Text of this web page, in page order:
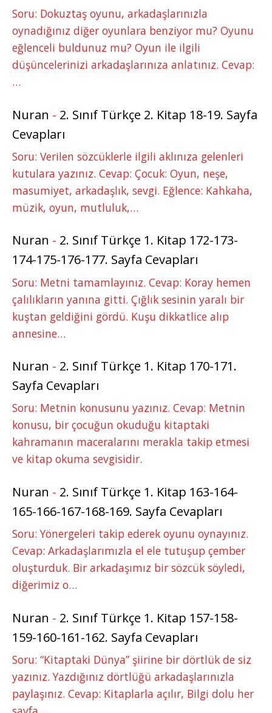
Soru: Dokuztaş oyunu, arkadaşlarınızla
oynadığınız diğer oyunlara benziyor mu? Oyunu
eğlenceli buldunuz mu? Oyun ile ilgili
düşüncelerinizi arkadaşlarınıza anlatınız. Cevap:
…
Nuran - 2. Sınıf Türkçe 2. Kitap 18-19. Sayfa
Cevapları
Soru: Verilen sözcüklerle ilgili aklınıza gelenleri
kutulara yazınız. Cevap: Çocuk: Oyun, neşe,
masumiyet, arkadaşlık, sevgi. Eğlence: Kahkaha,
müzik, oyun, mutluluk,…
Nuran - 2. Sınıf Türkçe 1. Kitap 172-173-
174-175-176-177. Sayfa Cevapları
Soru: Metni tamamlayınız. Cevap: Koray hemen
çalılıkların yanına gitti. Çığlık sesinin yaralı bir
kuştan geldiğini gördü. Kuşu dikkatlice alıp
annesine…
Nuran - 2. Sınıf Türkçe 1. Kitap 170-171.
Sayfa Cevapları
Soru: Metnin konusunu yazınız. Cevap: Metnin
konusu, bir çocuğun okuduğu kitaptaki
kahramanın maceralarını merakla takip etmesi
ve kitap okuma sevgisidir.
Nuran - 2. Sınıf Türkçe 1. Kitap 163-164-
165-166-167-168-169. Sayfa Cevapları
Soru: Yönergeleri takip ederek oyunu oynayınız.
Cevap: Arkadaşlarımızla el ele tutuşup çember
oluşturduk. Bir arkadaşımız bir sözcük söyledi,
diğerimiz o…
Nuran - 2. Sınıf Türkçe 1. Kitap 157-158-
159-160-161-162. Sayfa Cevapları
Soru: “Kitaptaki Dünya” şiirine bir dörtlük de siz
yazınız. Yazdığınız dörtlüğü arkadaşlarınızla
paylaşınız. Cevap: Kitaplarla açılır, Bilgi dolu her